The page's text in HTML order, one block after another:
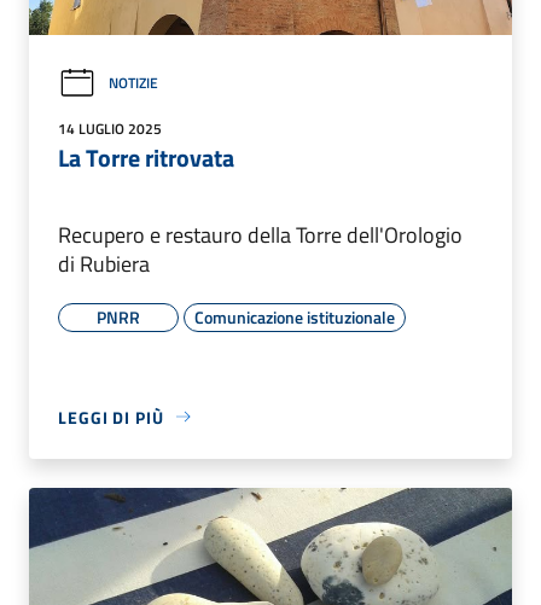
NOTIZIE
14 LUGLIO 2025
La Torre ritrovata
Recupero e restauro della Torre dell'Orologio
di Rubiera
PNRR Comunicazione istituzionale
LEGGI DI PIÙ